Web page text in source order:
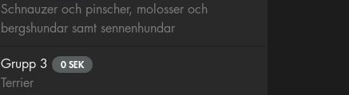
Schnauzer och pinscher, molosser och
bergshundar samt sennenhundar
Grupp 3 0 SEK
Terrier